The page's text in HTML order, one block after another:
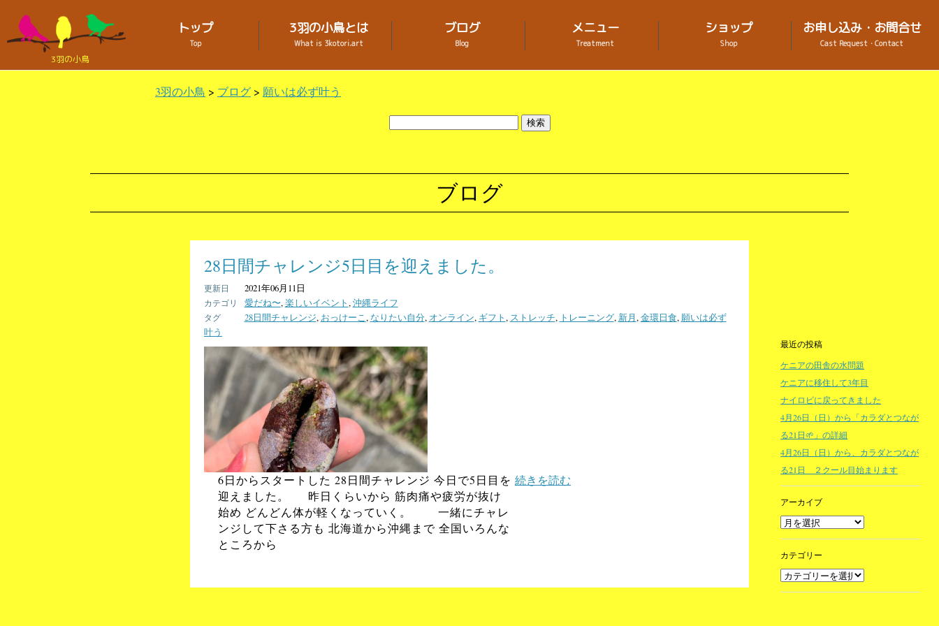
3羽の小鳥
トップ
Top
3羽の小鳥とは
What is 3kotori.art
ブログ
Blog
メニュー
Treatment
ショップ
Shop
お申し込み・お問合せ
Cast Request・Contact
3羽の小鳥 > ブログ > 願いは必ず叶う
ブログ
28日間チャレンジ5日目を迎えました。
2021年06月11日
愛だね〜,楽しいイベント,沖縄ライフ
28日間チャレンジ, おっけーこ, なりたい自分, オンライン, ギフト, ストレッチ, トレーニング, 新月,金環日食,願いは必ず
叶う
6日からスタートした 28日間チャレンジ 今日で5日目を
迎えました。 昨日くらいから 筋肉痛や疲労が抜け
始め どんどん体が軽くなっていく。 一緒にチャレ
ンジして下さる方も 北海道から沖縄まで 全国いろんな
ところから
続きを読む
最近の投稿
ケニアの田舎の水問題
ケニアに移住して3年目
ナイロビに戻ってきました
4月26日（日）から「カラダとつなが
る21日🌱」の詳細
4月26日（日）から、カラダとつなが
る21日 ２クール目始まります
アーカイブ
カテゴリー